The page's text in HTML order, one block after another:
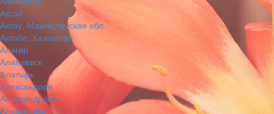
Аксай
Актау, Мангистауская обл
Актобе, Казахстан
Алагир
Алапаевск
Алатырь
Александров
Александровск
Алексеевка